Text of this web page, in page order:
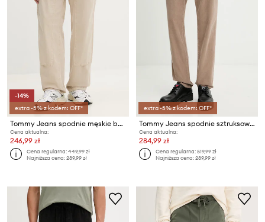
-14%
extra -5% z kodem: OFF*
Tommy Jeans spodnie męskie bawełniane
Cena aktualna:
246,99 zł
Cena regularna:449,99 zł
Najniższa cena:289,99 zł
extra -5% z kodem: OFF*
Tommy Jeans spodnie sztruksowe
Cena aktualna:
284,99 zł
Cena regularna:519,99 zł
Najniższa cena:289,99 zł